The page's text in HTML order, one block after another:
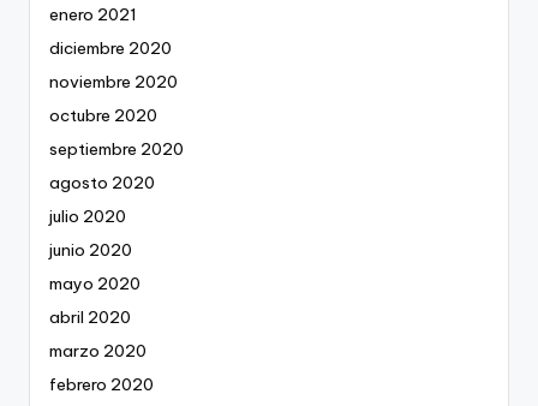
enero 2021
diciembre 2020
noviembre 2020
octubre 2020
septiembre 2020
agosto 2020
julio 2020
junio 2020
mayo 2020
abril 2020
marzo 2020
febrero 2020